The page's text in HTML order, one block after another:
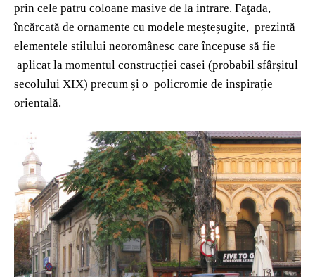
prin cele patru coloane masive de la intrare. Faţada,
încărcată de ornamente cu modele meșteșugite, prezintă
elementele stilului neoromânesc care începuse să fie
aplicat la momentul construcției casei (probabil sfârșitul
secolului XIX) precum și o policromie de inspirație
orientală.